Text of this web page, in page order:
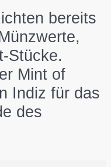
bereits
Stücke.
Mint of
Indiz für das
des